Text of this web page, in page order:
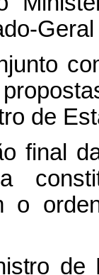
de
final
o
de